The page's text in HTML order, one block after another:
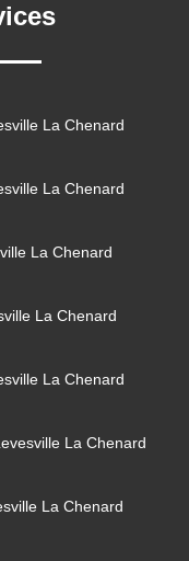
La Chenard
La Chenard
La Chenard
La Chenard
La Chenard
La Chenard
La Chenard